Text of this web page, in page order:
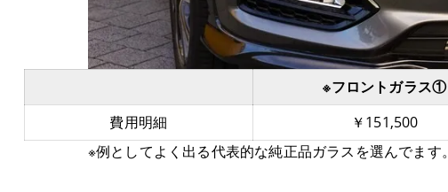
※フロントガラス①
費用明細
￥151,500
※例としてよく出る代表的な純正品ガラスを選んでます。